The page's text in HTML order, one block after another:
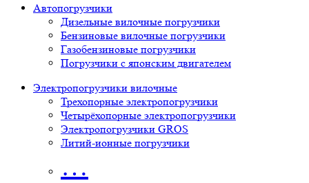
Автопогрузчики
Дизельные вилочные погрузчики
Бензиновые вилочные погрузчики
Газобензиновые погрузчики
Погрузчики с японским двигателем
Электропогрузчики вилочные
Трехопорные электропогрузчики
Четырёхопорные электропогрузчики
Электропогрузчики GROS
Литий-ионные погрузчики
…